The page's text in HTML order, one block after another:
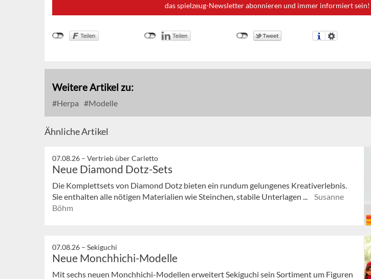
das spielzeug-Newsletter abonnieren und immer informiert sein!
Weitere Artikel zu:
Herpa Modelle
Ähnliche Artikel
07.08.26 – Vertrieb über Carletto
Neue Diamond Dotz-Sets
Die Komplettsets von Diamond Dotz bieten ein rundum gelungenes Kreativerlebnis.
Sie enthalten alle nötigen Materialien wie Steinchen, stabile Unterlagen ...
Susanne
Böhm
07.08.26 – Sekiguchi
Neue Monchhichi-Modelle
Mit sechs neuen Monchhichi-Modellen erweitert Sekiguchi sein Sortiment um Figuren